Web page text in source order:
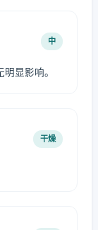
中
显影响。
干燥